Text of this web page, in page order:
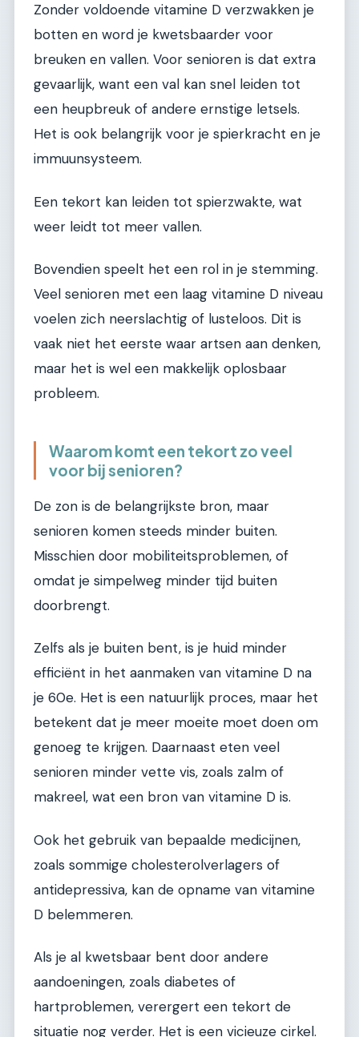
Zonder voldoende vitamine D verzwakken je
botten en word je kwetsbaarder voor
breuken en vallen. Voor senioren is dat extra
gevaarlijk, want een val kan snel leiden tot
een heupbreuk of andere ernstige letsels.
Het is ook belangrijk voor je spierkracht en je
immuunsysteem.
Een tekort kan leiden tot spierzwakte, wat
weer leidt tot meer vallen.
Bovendien speelt het een rol in je stemming.
Veel senioren met een laag vitamine D niveau
voelen zich neerslachtig of lusteloos. Dit is
vaak niet het eerste waar artsen aan denken,
maar het is wel een makkelijk oplosbaar
probleem.
Waarom komt een tekort zo veel
voor bij senioren?
De zon is de belangrijkste bron, maar
senioren komen steeds minder buiten.
Misschien door mobiliteitsproblemen, of
omdat je simpelweg minder tijd buiten
doorbrengt.
Zelfs als je buiten bent, is je huid minder
efficiënt in het aanmaken van vitamine D na
je 60e. Het is een natuurlijk proces, maar het
betekent dat je meer moeite moet doen om
genoeg te krijgen. Daarnaast eten veel
senioren minder vette vis, zoals zalm of
makreel, wat een bron van vitamine D is.
Ook het gebruik van bepaalde medicijnen,
zoals sommige cholesterolverlagers of
antidepressiva, kan de opname van vitamine
D belemmeren.
Als je al kwetsbaar bent door andere
aandoeningen, zoals diabetes of
hartproblemen, verergert een tekort de
situatie nog verder. Het is een vicieuze cirkel.